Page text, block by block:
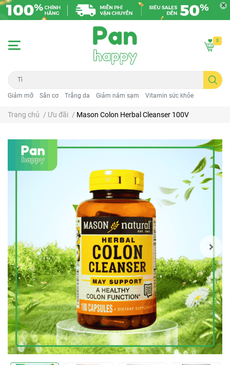
Giảm mỡ Săn cơ Trắng da Giảm nám sạm Vitamin sức khỏe
0
Trang chủ / Ưu đãi / Mason Colon Herbal Cleanser 100V